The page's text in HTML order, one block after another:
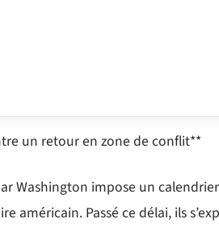
un retour en zone de conflit**
Washington impose un
américain. Passé ce délai, ils